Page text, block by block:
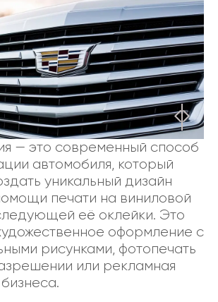
— это современный способ
автомобиля, который
уникальный дизайн
печати на виниловой
её оклейки. Это
оформление с
рисунками, фотопечать
или рекламная